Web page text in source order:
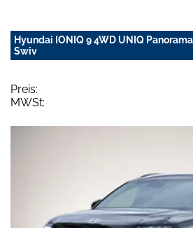
Hyundai IONIQ 9 4WD UNIQ
Swiv
Preis:
MWSt: